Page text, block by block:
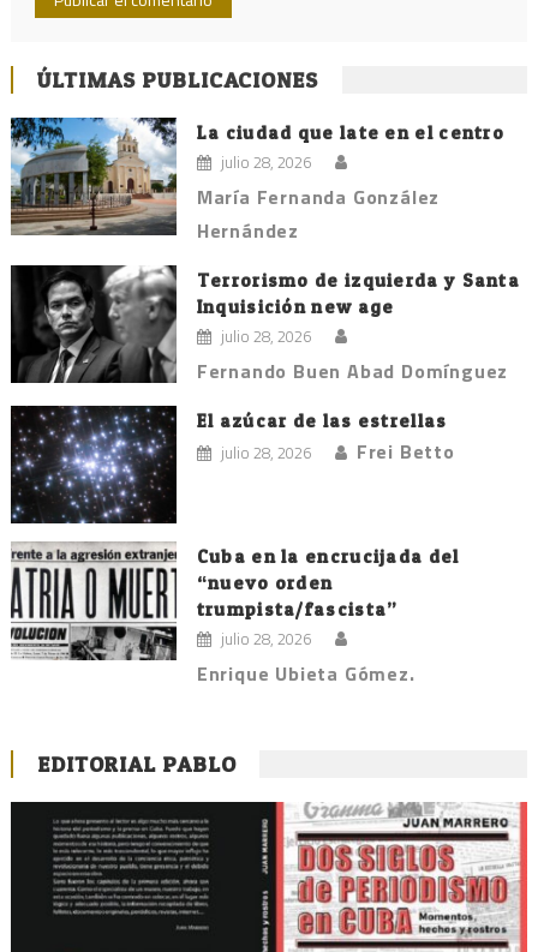
ÚLTIMAS PUBLICACIONES
La ciudad que late en el centro
julio 28, 2026
María Fernanda González
Hernández
Terrorismo de izquierda y Santa
Inquisición new age
julio 28, 2026
Fernando Buen Abad Domínguez
El azúcar de las estrellas
julio 28, 2026 Frei Betto
Cuba en la encrucijada del
“nuevo orden
trumpista/fascista”
julio 28, 2026
Enrique Ubieta Gómez.
EDITORIAL PABLO